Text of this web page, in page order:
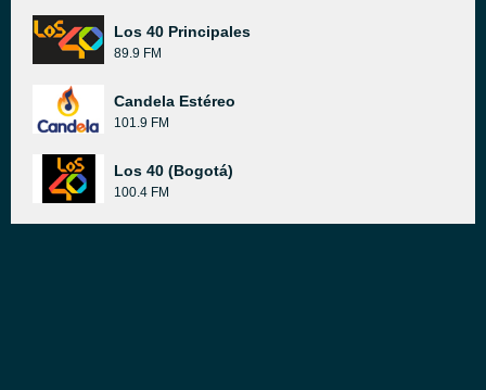
Los 40 Principales
89.9 FM
Candela Estéreo
101.9 FM
Los 40 (Bogotá)
100.4 FM